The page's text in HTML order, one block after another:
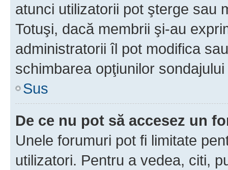
atunci utilizatorii pot şterge sau
Totuşi, dacă membrii şi-au
administratorii îl pot modifica
schimbarea opţiunilor
Sus
De ce nu pot să accesez un
Unele forumuri pot fi limitate
utilizatori. Pentru a vedea, citi,